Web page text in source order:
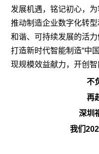
发展机遇，铭记初心，
推动制造企业数字化转
和谐、可持续发展的活
打造新时代智能制造“中
现规模效益献力，开创智
不
再
深圳
我们